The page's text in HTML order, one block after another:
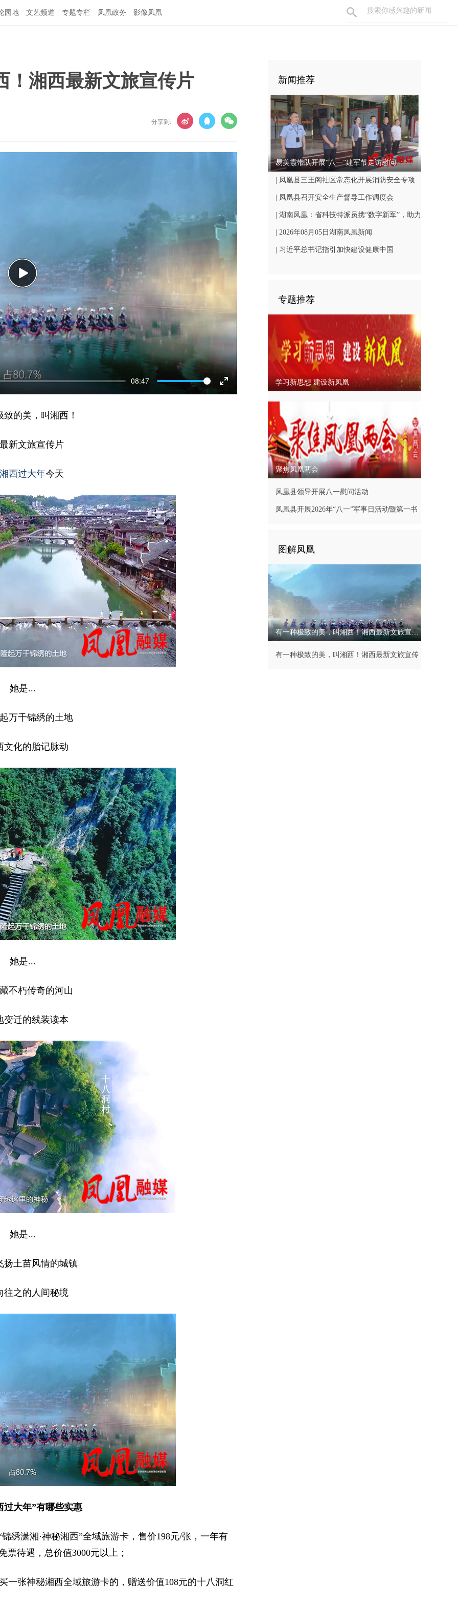
园地 文艺频道 专题专栏 凤凰政务 影像凤凰
！湘西最新文旅宣传片
分享到:
08:47
Enter
Play
致的美，叫湘西！
新文旅宣传片
西过大年今天
她是...
万千锦绣的土地
文化的胎记脉动
她是...
不朽传奇的河山
变迁的线装读本
她是...
扬土苗风情的城镇
往之的人间秘境
过大年”有哪些实惠
绣潇湘·神秘湘西”全域旅游卡，售价198元/张，一年有
待遇，总价值3000元以上；
一张神秘湘西全域旅游卡的，赠送价值108元的十八洞红
新闻推荐
易美霞带队开展“八一”建军节走访慰问
| 凤凰县三王阁社区常态化开展消防安全专项
巡查工作
| 凤凰县召开安全生产督导工作调度会
| 湖南凤凰：省科技特派员携“数字新军”，助力
凤凰文旅发展
| 2026年08月05日湖南凤凰新闻
| 习近平总书记指引加快建设健康中国
专题推荐
学习新思想 建设新凤凰
聚焦凤凰两会
凤凰县领导开展八一慰问活动
凤凰县开展2026年“八一”军事日活动暨第一书
图解凤凰
有一种极致的美，叫湘西！湘西最新文旅宣传片
有一种极致的美，叫湘西！湘西最新文旅宣传